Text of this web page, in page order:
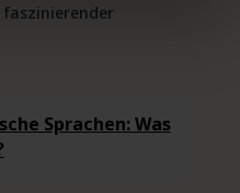
Sprachen: Was